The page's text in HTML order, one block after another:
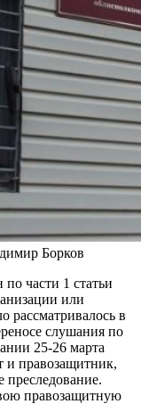
Борков
части 1 статьи
или
рассматривалось в
слушания по
25-26 марта
и правозащитник,
преследование.
правозащитную